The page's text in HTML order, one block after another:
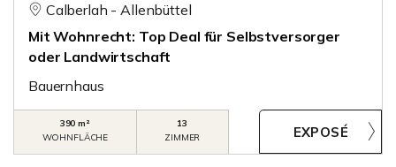
Calberlah - Allenbüttel
Mit Wohnrecht: Top Deal für Selbstversorger
oder Landwirtschaft
Bauernhaus
390 m²
WOHNFLÄCHE
13
ZIMMER